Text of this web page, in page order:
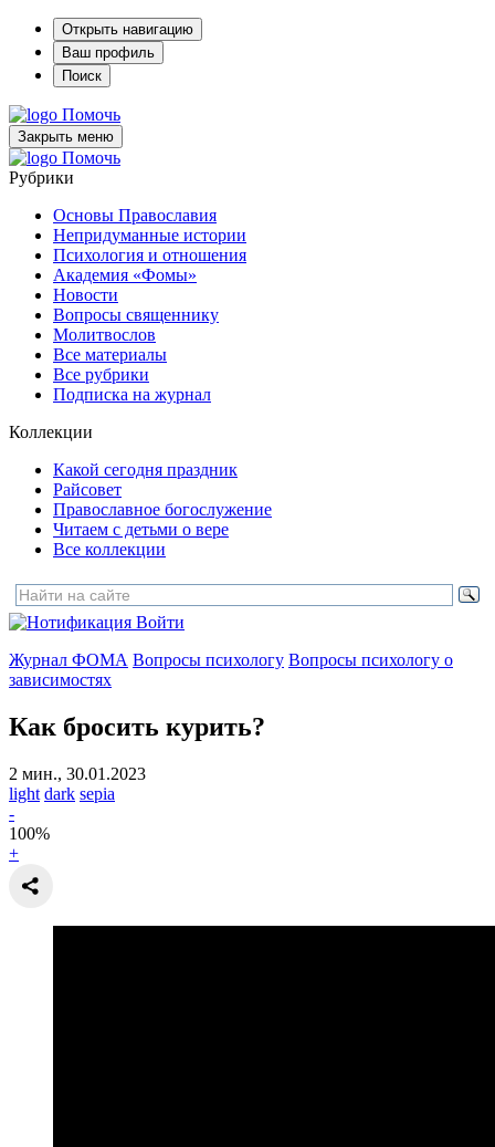
Открыть навигацию
Ваш профиль
Поиск
Помочь
Закрыть меню
Помочь
Рубрики
Основы Православия
Непридуманные истории
Психология и отношения
Академия «Фомы»
Новости
Вопросы священнику
Молитвослов
Все материалы
Все рубрики
Подписка на журнал
Коллекции
Какой сегодня праздник
Райсовет
Православное богослужение
Читаем с детьми о вере
Все коллекции
Войти
Журнал ФОМА Вопросы психологу Вопросы психологу о
зависимостях
Как бросить курить?
2 мин., 30.01.2023
light dark sepia
-
100%
+